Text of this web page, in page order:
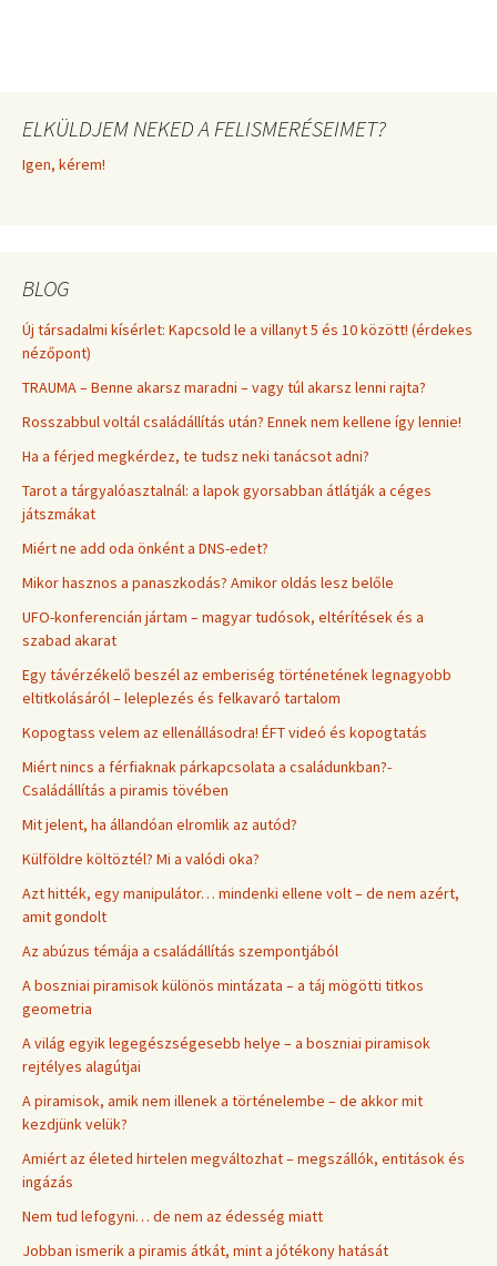
ELKÜLDJEM NEKED A FELISMERÉSEIMET?
Igen, kérem!
BLOG
Új társadalmi kísérlet: Kapcsold le a villanyt 5 és 10 között! (érdekes
nézőpont)
TRAUMA – Benne akarsz maradni – vagy túl akarsz lenni rajta?
Rosszabbul voltál családállítás után? Ennek nem kellene így lennie!
Ha a férjed megkérdez, te tudsz neki tanácsot adni?
Tarot a tárgyalóasztalnál: a lapok gyorsabban átlátják a céges
játszmákat
Miért ne add oda önként a DNS-edet?
Mikor hasznos a panaszkodás? Amikor oldás lesz belőle
UFO-konferencián jártam – magyar tudósok, eltérítések és a
szabad akarat
Egy távérzékelő beszél az emberiség történetének legnagyobb
eltitkolásáról – leleplezés és felkavaró tartalom
Kopogtass velem az ellenállásodra! ÉFT videó és kopogtatás
Miért nincs a férfiaknak párkapcsolata a családunkban?-
Családállítás a piramis tövében
Mit jelent, ha állandóan elromlik az autód?
Külföldre költöztél? Mi a valódi oka?
Azt hitték, egy manipulátor… mindenki ellene volt – de nem azért,
amit gondolt
Az abúzus témája a családállítás szempontjából
A boszniai piramisok különös mintázata – a táj mögötti titkos
geometria
A világ egyik legegészségesebb helye – a boszniai piramisok
rejtélyes alagútjai
A piramisok, amik nem illenek a történelembe – de akkor mit
kezdjünk velük?
Amiért az életed hirtelen megváltozhat – megszállók, entitások és
ingázás
Nem tud lefogyni… de nem az édesség miatt
Jobban ismerik a piramis átkát, mint a jótékony hatását